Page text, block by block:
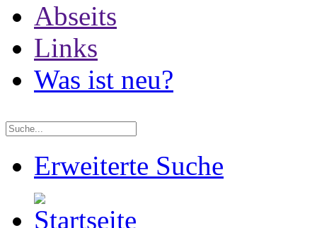
Abseits
Links
Was ist neu?
Erweiterte Suche